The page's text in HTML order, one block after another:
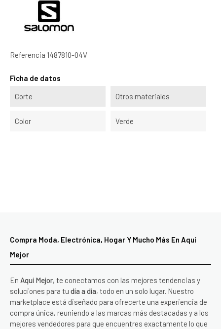
Referencia 1487810-04V
Ficha de datos
Corte Otros materiales
Color Verde
Compra Moda, Electrónica, Hogar Y Mucho Más En Aquí
Mejor
En Aquí Mejor, te conectamos con las mejores tendencias y
soluciones para tu día a día, todo en un solo lugar. Nuestro
marketplace está diseñado para ofrecerte una experiencia de
compra única, reuniendo a las marcas más destacadas y a los
mejores vendedores para que encuentres exactamente lo que